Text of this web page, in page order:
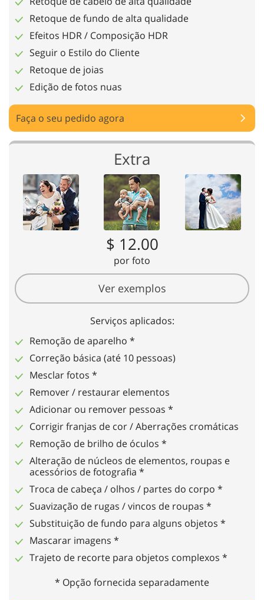
Retoque de fundo de alta qualidade
Efeitos HDR / Composição HDR
Seguir o Estilo do Cliente
Retoque de joias
Edição de fotos nuas
Faça o seu pedido agora
Extra
$ 12.00
por foto
Ver exemplos
Serviços aplicados:
Remoção de aparelho *
Correção básica (até 10 pessoas)
Mesclar fotos *
Remover / restaurar elementos
Adicionar ou remover pessoas *
Corrigir franjas de cor / Aberrações cromáticas
Remoção de brilho de óculos *
Alteração de núcleos de elementos, roupas e
acessórios de fotografia *
Troca de cabeça / olhos / partes do corpo *
Suavização de rugas / vincos de roupas *
Substituição de fundo para alguns objetos *
Mascarar imagens *
Trajeto de recorte para objetos complexos *
* Opção fornecida separadamente